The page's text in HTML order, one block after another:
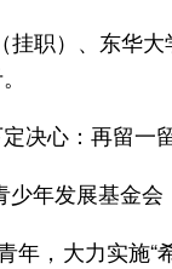
职）、东华
决心：再留一
年发展基金会
年，大力实施